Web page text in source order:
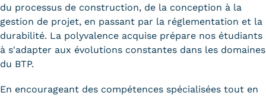
Prospect
Fiche contact salons, forums,
du processus de construction, de la conception à la
gestion de projet, en passant par la réglementation et la
durabilité. La polyvalence acquise prépare nos étudiants
à s'adapter aux évolutions constantes dans les domaines
du BTP.
En encourageant des compétences spécialisées tout en